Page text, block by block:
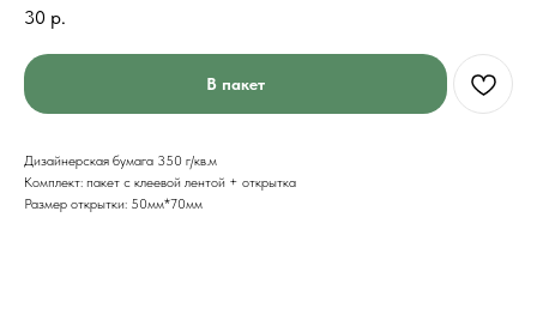
30 р.
В пакет
Дизайнерская бумага 350 г/кв.м
Комплект: пакет с клеевой лентой + открытка
Размер открытки: 50мм*70мм